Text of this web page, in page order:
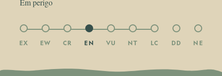
Em perigo
EX EW CR EN VU NT LC DD NE